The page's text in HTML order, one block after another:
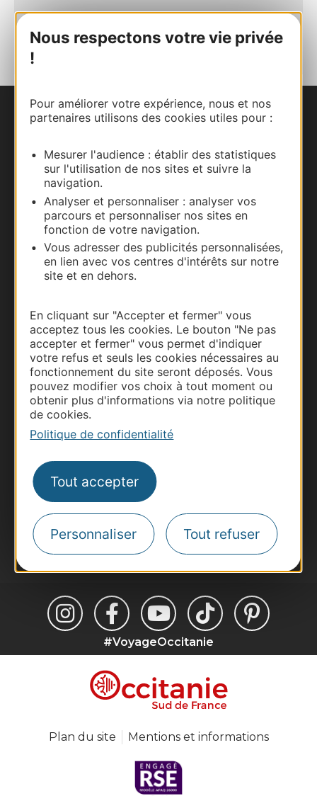
Nous respectons votre vie privée
!
Pour améliorer votre expérience, nous et nos
partenaires utilisons des cookies utiles pour :
Mesurer l'audience : établir des statistiques
sur l'utilisation de nos sites et suivre la
navigation.
Analyser et personnaliser : analyser vos
parcours et personnaliser nos sites en
fonction de votre navigation.
Vous adresser des publicités personnalisées,
en lien avec vos centres d'intérêts sur notre
site et en dehors.
En cliquant sur "Accepter et fermer" vous
acceptez tous les cookies. Le bouton "Ne pas
accepter et fermer" vous permet d'indiquer
votre refus et seuls les cookies nécessaires au
fonctionnement du site seront déposés. Vous
pouvez modifier vos choix à tout moment ou
obtenir plus d'informations via notre politique
de cookies.
Politique de confidentialité
Tout accepter
Personnaliser Tout refuser
Nous contacter
Carte interactive
Documentation
Thermalisme
Business/Mice
Pros d'Occitanie
Site presse et d'influence
Voyagistes
Destination Sport
Inscrivez-vous à la lettre d'information
Destination Occitanie pour recevoir des
suggestions de séjours, de visites et de sorties.
Je m'abonne
#VoyageOccitanie
Plan du site Mentions et informations